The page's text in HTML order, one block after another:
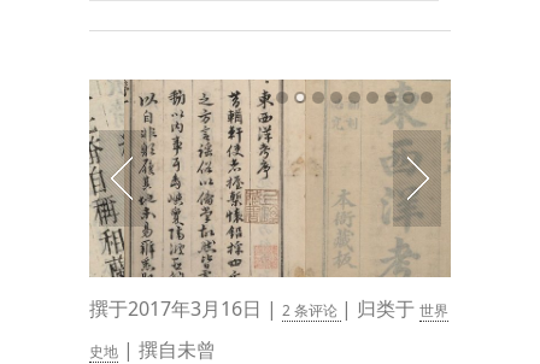
撰于2017年3月16日 | 2 条评论 | 归类于 世界
史地 | 撰自未曾